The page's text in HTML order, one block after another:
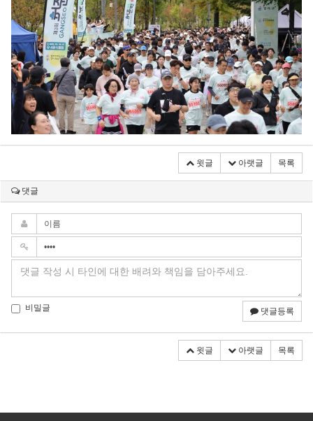
윗글 아랫글 목록
댓글
비밀글 댓글등록
윗글 아랫글 목록